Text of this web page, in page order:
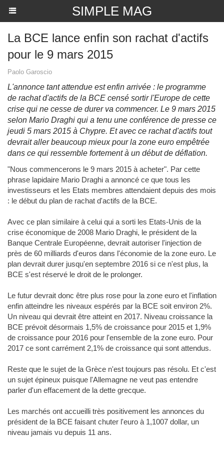
SIMPLE MAG
​La BCE lance enfin son rachat d'actifs
pour le 9 mars 2015
Paolo Garoscio
L'annonce tant attendue est enfin arrivée : le programme
de rachat d'actifs de la BCE censé sortir l'Europe de cette
crise qui ne cesse de durer va commencer. Le 9 mars 2015
selon Mario Draghi qui a tenu une conférence de presse ce
jeudi 5 mars 2015 à Chypre. Et avec ce rachat d'actifs tout
devrait aller beaucoup mieux pour la zone euro empêtrée
dans ce qui ressemble fortement à un début de déflation.
"Nous commencerons le 9 mars 2015 à acheter". Par cette
phrase lapidaire Mario Draghi a annoncé ce que tous les
investisseurs et les Etats membres attendaient depuis des mois
: le début du plan de rachat d'actifs de la BCE.
Avec ce plan similaire à celui qui a sorti les Etats-Unis de la
crise économique de 2008 Mario Draghi, le président de la
Banque Centrale Européenne, devrait autoriser l'injection de
près de 60 milliards d'euros dans l'économie de la zone euro. Le
plan devrait durer jusqu'en septembre 2016 si ce n'est plus, la
BCE s'est réservé le droit de le prolonger.
Le futur devrait donc être plus rose pour la zone euro et l'inflation
enfin atteindre les niveaux espérés par la BCE soit environ 2%.
Un niveau qui devrait être atteint en 2017. Niveau croissance la
BCE prévoit désormais 1,5% de croissance pour 2015 et 1,9%
de croissance pour 2016 pour l'ensemble de la zone euro. Pour
2017 ce sont carrément 2,1% de croissance qui sont attendus.
Reste que le sujet de la Grèce n'est toujours pas résolu. Et c'est
un sujet épineux puisque l'Allemagne ne veut pas entendre
parler d'un effacement de la dette grecque.
Les marchés ont accueilli très positivement les annonces du
président de la BCE faisant chuter l'euro à 1,1007 dollar, un
niveau jamais vu depuis 11 ans.